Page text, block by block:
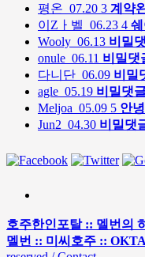
평온 07.20 3 계약
이Zㅏ벨 06.23 4
Wooly 06.13 비밀
onule 06.11 비밀댓
다니단 06.09 비밀
agle 05.19 비밀댓
Meljoa 05.09 5 안
Jun2 04.30 비밀댓
호주한인포탈 :: 멜번의
멜번 :: 미씨호주 ::